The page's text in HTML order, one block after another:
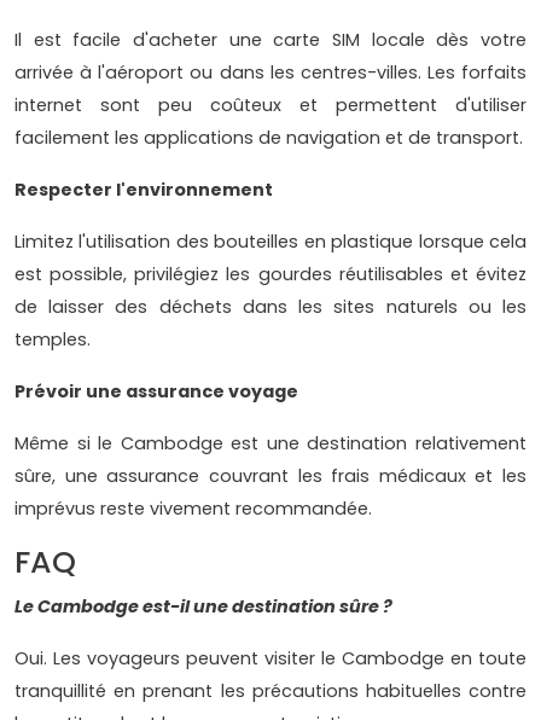
Il est facile d'acheter une carte SIM locale dès votre
arrivée à l'aéroport ou dans les centres-villes. Les forfaits
internet sont peu coûteux et permettent d'utiliser
facilement les applications de navigation et de transport.
Respecter l'environnement
Limitez l'utilisation des bouteilles en plastique lorsque cela
est possible, privilégiez les gourdes réutilisables et évitez
de laisser des déchets dans les sites naturels ou les
temples.
Prévoir une assurance voyage
Même si le Cambodge est une destination relativement
sûre, une assurance couvrant les frais médicaux et les
imprévus reste vivement recommandée.
FAQ
Le Cambodge est-il une destination sûre ?
Oui. Les voyageurs peuvent visiter le Cambodge en toute
tranquillité en prenant les précautions habituelles contre